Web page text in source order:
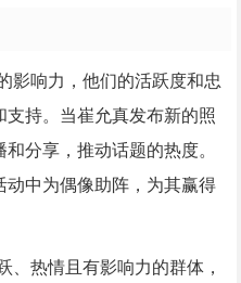
影响力，他们的活跃度和忠
持。当崔允真发布新的照
分享，推动话题的热度。
动中为偶像助阵，为其赢得
、热情且有影响力的群体，